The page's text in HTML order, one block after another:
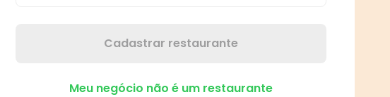
Cadastrar restaurante
Meu negócio não é um restaurante